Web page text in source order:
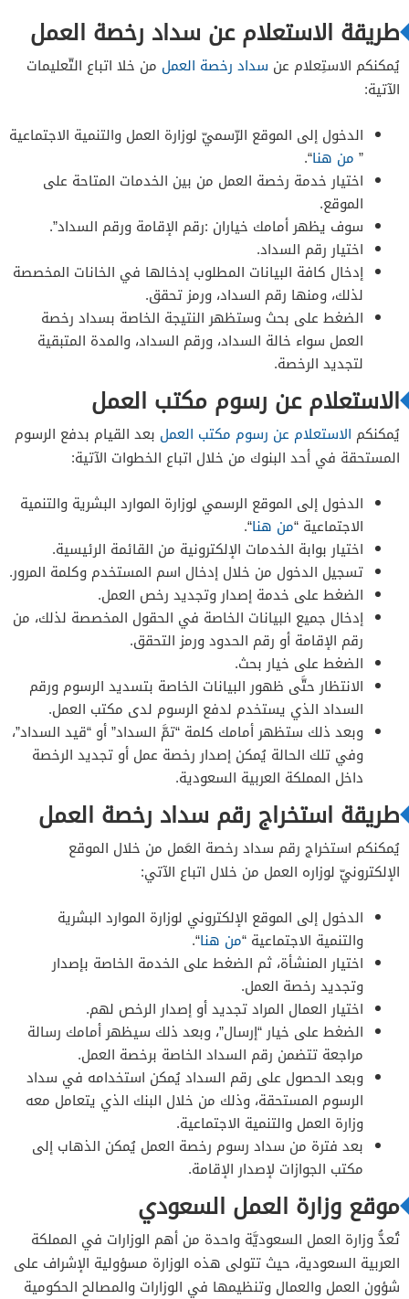
طريقة الاستعلام عن سداد رخصة العمل
يُمكنكم الاستِعلام عن سداد رخصة العمل من خلا اتباع التّعليمات
الآتية:
الدخول إلى الموقع الرّسميّ لوزارة العمل والتنمية الاجتماعية
” من هنا“.
اختيار خدمة رخصة العمل من بين الخدمات المتاحة على
الموقع.
سوف يظهر أمامك خياران :رقم الإقامة ورقم السداد”.
اختيار رقم السداد.
إدخال كافة البيانات المطلوب إدخالها في الخانات المخصصة
لذلك، ومنها رقم السداد، ورمز تحقق.
الضغط على بحث وستظهر النتيجة الخاصة بسداد رخصة
العمل سواء خالة السداد، ورقم السداد، والمدة المتبقية
لتجديد الرخصة.
الاستعلام عن رسوم مكتب العمل
يُمكنكم الاستعلام عن رسوم مكتب العمل بعد القيام بدفع الرسوم
المستحقة في أحد البنوك من خلال اتباع الخطوات الآتية:
الدخول إلى الموقع الرسمي لوزارة الموارد البشرية والتنمية
الاجتماعية “من هنا“.
اختيار بوابة الخدمات الإلكترونية من القائمة الرئيسية.
تسجيل الدخول من خلال إدخال اسم المستخدم وكلمة المرور.
الضغط على خدمة إصدار وتجديد رخص العمل.
إدخال جميع البيانات الخاصة في الحقول المخصصة لذلك، من
رقم الإقامة أو رقم الحدود ورمز التحقق.
الضغط على خيار بحث.
الانتظار حتَّى ظهور البيانات الخاصة بتسديد الرسوم ورقم
السداد الذي يستخدم لدفع الرسوم لدى مكتب العمل.
وبعد ذلك ستظهر أمامك كلمة “تمَّ السداد” أو “قيد السداد”،
وفي تلك الحالة يُمكن إصدار رخصة عمل أو تجديد الرخصة
داخل المملكة العربية السعودية.
طريقة استخراج رقم سداد رخصة العمل
يُمكنكم استخراج رقم سداد رخصة العَمل من خلال الموقع
الإلكترونيّ لوزاره العمل من خلال اتباع الآتي:
الدخول إلى الموقع الإلكتروني لوزارة الموارد البشرية
والتنمية الاجتماعية “من هنا“.
اختيار المنشأة، ثم الضغط على الخدمة الخاصة بإصدار
وتجديد رخصة العمل.
اختيار العمال المراد تجديد أو إصدار الرخص لهم.
الضغط على خيار “إرسال”، وبعد ذلك سيظهر أمامك رسالة
مراجعة تتضمن رقم السداد الخاصة برخصة العمل.
وبعد الحصول على رقم السداد يُمكن استخدامه في سداد
الرسوم المستحقة، وذلك من خلال البنك الذي يتعامل معه
وزارة العمل والتنمية الاجتماعية.
بعد فترة من سداد رسوم رخصة العمل يُمكن الذهاب إلى
مكتب الجوازات لإصدار الإقامة.
موقع وزارة العمل السعودي
تُعدُّ وزارة العمل السعوديَّة واحدة من أهم الوزارات في المملكة
العربية السعودية، حيث تتولى هذه الوزارة مسؤولية الإشراف على
شؤون العمل والعمال وتنظيمها في الوزارات والمصالح الحكومية